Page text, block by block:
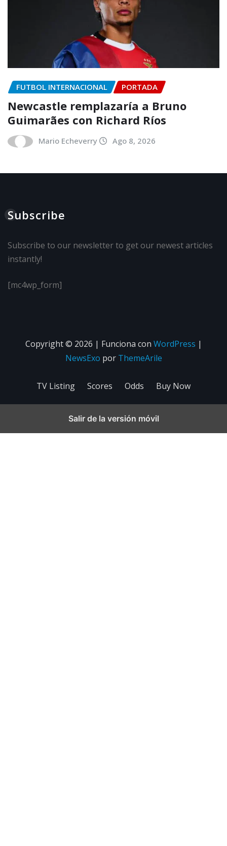
FUTBOL INTERNACIONAL PORTADA
Newcastle remplazaría a Bruno
Guimarães con Richard Ríos
Mario Echeverry Ago 8, 2026
Subscribe
Subscribe to our newsletter to get our newest articles
instantly!
[mc4wp_form]
Copyright © 2026 | Funciona con WordPress |
NewsExo por ThemeArile
TV Listing Scores Odds Buy Now
Salir de la versión móvil